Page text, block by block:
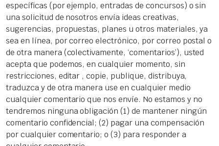
específicas (por ejemplo, entradas de concursos) o sin
una solicitud de nosotros envía ideas creativas,
sugerencias, propuestas, planes u otros materiales, ya
sea en línea, por correo electrónico, por correo postal o
de otra manera (colectivamente, ‘comentarios’), usted
acepta que podemos, en cualquier momento, sin
restricciones, editar , copie, publique, distribuya,
traduzca y de otra manera use en cualquier medio
cualquier comentario que nos envíe. No estamos y no
tendremos ninguna obligación (1) de mantener ningún
comentario confidencial; (2) pagar una compensación
por cualquier comentario; o (3) para responder a